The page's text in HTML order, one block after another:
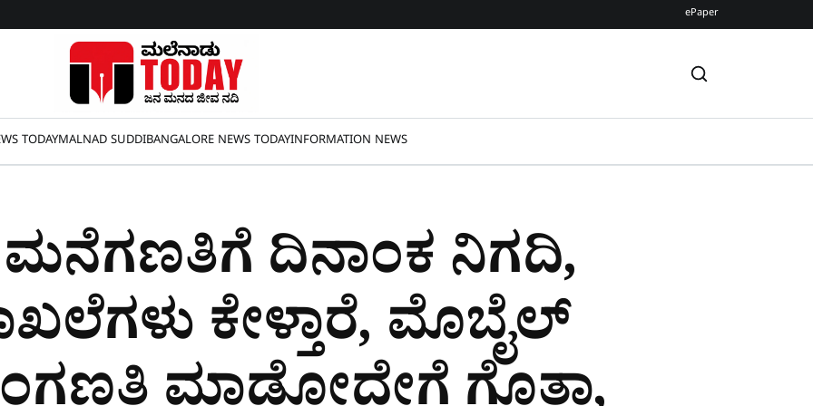
ePaper
TODAYMALNAD SUDDIBANGALORE NEWS TODAYINFORMATION NEWS
ಮನೆಗಣತಿಗೆ ದಿನಾಂಕ ನಿಗದಿ,
ಕೇಳ್ತಾರೆ, ಮೊಬೈಲ್​